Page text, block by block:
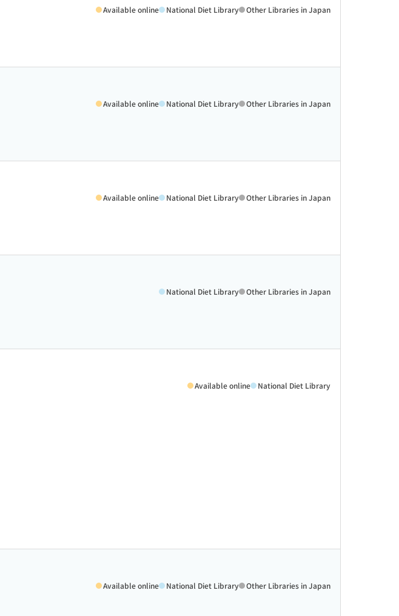
Available online National Diet Library Other Libraries in Japan
Available online National Diet Library Other Libraries in Japan
Available online National Diet Library Other Libraries in Japan
National Diet Library Other Libraries in Japan
Available online National Diet Library
Available online National Diet Library Other Libraries in Japan